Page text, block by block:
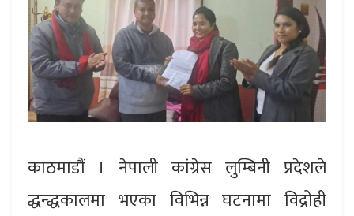
काठमाडौं । नेपाली कांग्रेस लुम्बिनी प्रदेशले
द्धन्द्धकालमा भएका विभिन्न घटनामा विद्रोही